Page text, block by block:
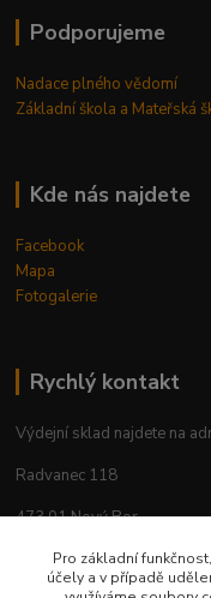
Podporujeme
Nadace plného vědomí
Základní škola a Mateřská
Kde nás najdete
Facebook
Mapa
Fotogalerie
Rychlý kontakt
Výdejní sklad najdete na
Radvanec 118
473 01 Nový Bor
tel: +420 605 283 713
Pro základní
účely a v případě